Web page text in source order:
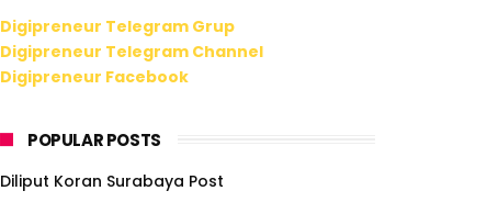
Digipreneur Telegram Grup
Digipreneur Telegram Channel
Digipreneur Facebook
POPULAR POSTS
Diliput Koran Surabaya Post